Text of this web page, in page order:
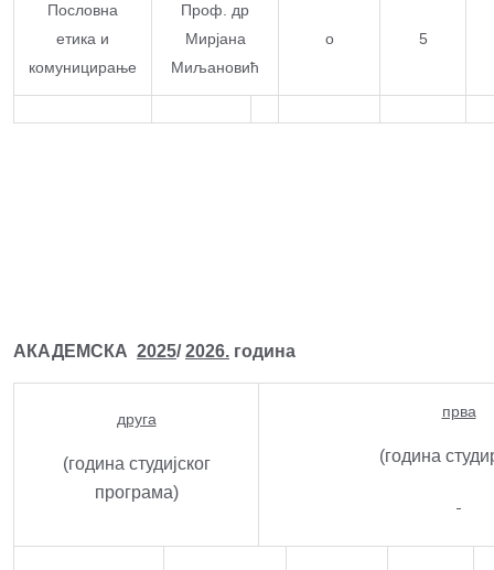
Пословна
етика и
комуницирање
Проф. др
Мирјана
Миљановић
о 5
АКАДЕМСКА 2025/2026. година
друга
(година студијског
програма)
прва
(година